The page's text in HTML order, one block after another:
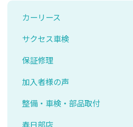
カーリース
サクセス車検
保証修理
加入者様の声
整備・車検・部品取付
春日部店